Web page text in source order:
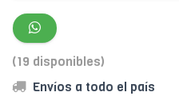
(19 disponibles)
Envíos a todo el país